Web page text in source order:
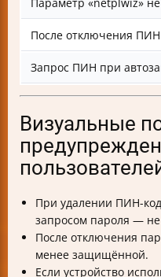
После отключения ПИН
Запрос ПИН при
Визуальные
При удалении ПИН-
запросом пароля — не
После отключения
менее защищённой.
Если устройство